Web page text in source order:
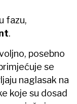
fazu,
.
posebno
se
naglasak na
koje su dosad